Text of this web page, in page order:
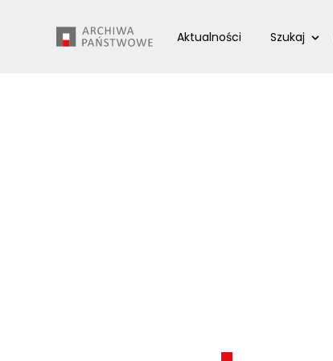
Aktualności Szukaj